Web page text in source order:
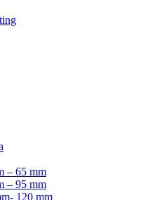
– 65 mm
– 95 mm
120 mm